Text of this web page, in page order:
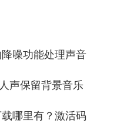
降噪功能处理声音
声保留背景音乐
哪里有？激活码